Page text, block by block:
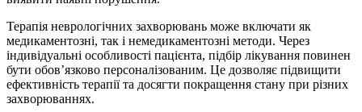
Терапія неврологічних захворювань може включати як
медикаментозні, так і немедикаментозні методи. Через
індивідуальні особливості пацієнта, підбір лікування повинен
бути обов’язково персоналізованим. Це дозволяє підвищити
ефективність терапії та досягти покращення стану при різних
захворюваннях.